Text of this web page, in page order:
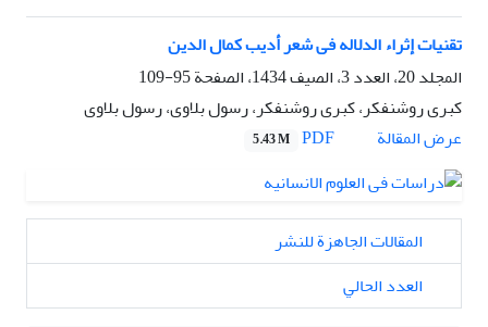
تقنیات إثراء الدلاله فی شعر أدیب کمال الدین
المجلد 20، العدد 3، الصيف 1434، الصفحة
95-109
کبری روشنفکر، کبری روشنفکر، رسول بلاوی، رسول بلاوی
عرض المقالة
5.43 M
المقالات الجاهزة للنشر
العدد الحالي